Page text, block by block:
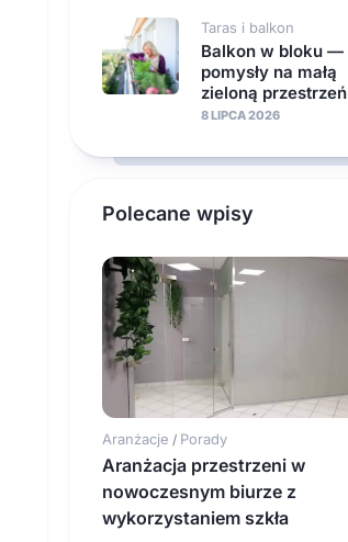
Taras i balkon
Balkon w bloku —
pomysły na małą
zieloną przestrzeń
8 LIPCA 2026
Polecane wpisy
Aranżacje / Porady
Aranżacja przestrzeni w
nowoczesnym biurze z
wykorzystaniem szkła